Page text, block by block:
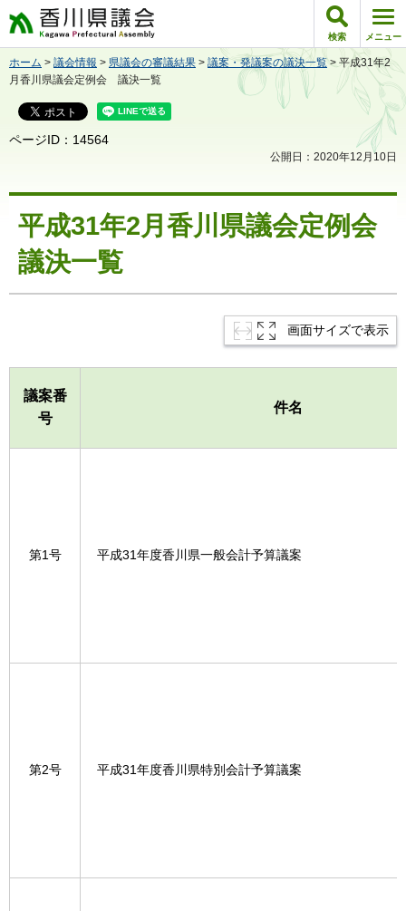
香川県議会 検索 メニュー
ホーム > 議会情報 > 県議会の審議結果 > 議案・発議案の議決一覧 > 平成31年2
月香川県議会定例会 議決一覧
ページID：14564
公開日：2020年12月10日
平成31年2月香川県議会定例会
議決一覧
画面サイズで表示
議案番
号
件名
第1号 平成31年度香川県一般会計予算議案
第2号 平成31年度香川県特別会計予算議案